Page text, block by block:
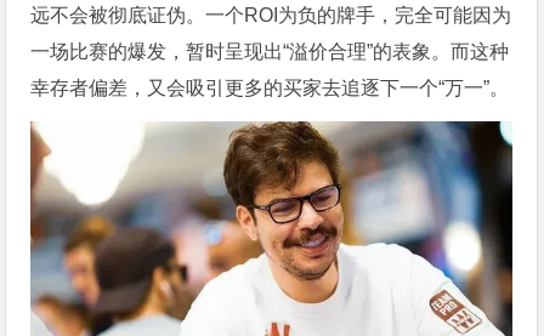
远不会被彻底证伪。一个ROI为负的牌手，完全可能因为
一场比赛的爆发，暂时呈现出“溢价合理”的表象。而这种
幸存者偏差，又会吸引更多的买家去追逐下一个“万一”。